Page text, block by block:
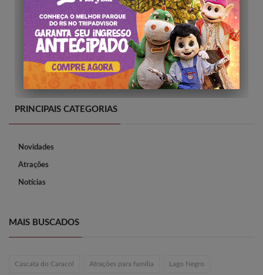
PRINCIPAIS CATEGORIAS
Novidades
Atrações
Notícias
MAIS BUSCADOS
Cascata do Caracol Atrações para família Lago Negro